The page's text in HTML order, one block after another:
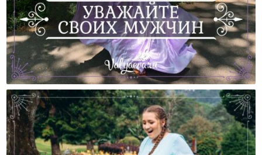
Уважайте Своих Мужчин